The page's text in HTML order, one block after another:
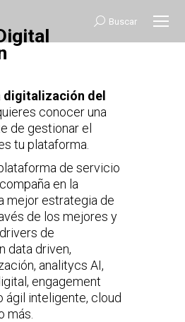
Buscar:
Buscar
digitalización del
conocer una
de gestionar el
tu plataforma.
de servicio
en la
mejor estrategia de
de los mejores y
de
data driven,
analitycs AI,
engagement
ágil inteligente, cloud
más.